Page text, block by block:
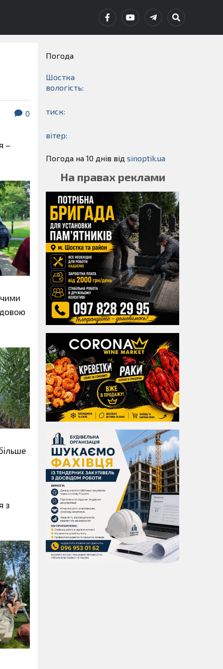
0
–
з
Погода
Шостка
вологість:
тиск:
вітер:
Погода на 10 днів від sinoptik.ua
На правах реклами